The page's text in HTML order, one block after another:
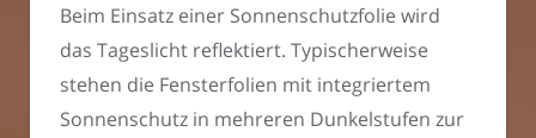
Beim Einsatz einer Sonnenschutzfolie wird
das Tageslicht reflektiert. Typischerweise
stehen die Fensterfolien mit integriertem
Sonnenschutz in mehreren Dunkelstufen zur